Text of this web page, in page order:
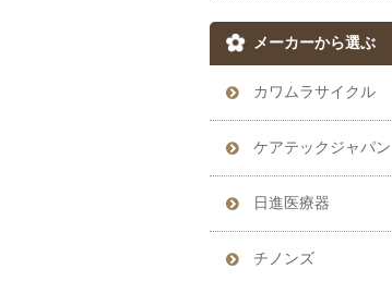
メーカーから選ぶ
カワムラサイクル
ケアテックジャパン
日進医療器
チノンズ